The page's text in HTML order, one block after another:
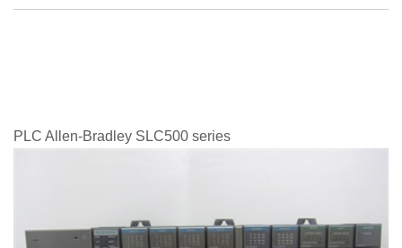
PLC Allen-Bradley SLC500 series